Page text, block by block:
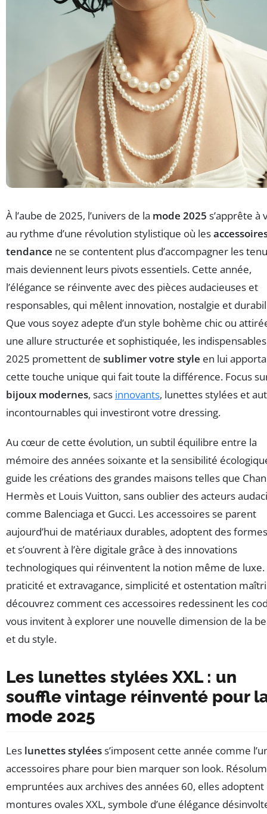
À l’aube de 2025, l’univers de la mode 2025 s’apprête à
au rythme d’une révolution stylistique où les
tendance ne se contentent plus d’accompagner les
mais deviennent leurs pivots essentiels. Cette année,
l’élégance se réinvente avec des pièces audacieuses et
responsables, qui mêlent innovation, nostalgie et
Que vous soyez adepte d’un style bohème chic ou
une allure structurée et sophistiquée, les
2025 promettent de sublimer votre style en lui
cette touche unique qui fait toute la différence. Focus
bijoux modernes, sacs innovants, lunettes stylées et
incontournables qui investiront votre dressing.
Au cœur de cette évolution, un subtil équilibre entre la
mémoire des années soixante et la sensibilité
guide les créations des grandes maisons telles que
Hermès et Louis Vuitton, sans oublier des acteurs
comme Balenciaga et Gucci. Les accessoires se parent
aujourd’hui de matériaux durables, adoptent des
et s’ouvrent à l’ère digitale grâce à des innovations
technologiques qui réinventent la notion même de luxe.
praticité et extravagance, simplicité et ostentation
découvrez comment ces accessoires redessinent les
vous invitent à explorer une nouvelle dimension de la
et du style.
Les lunettes stylées XXL : un
souffle vintage réinventé pour
mode 2025
Les lunettes styléess’imposent cette année comme
accessoires phare pour bien marquer son look.
empruntées aux archives des années 60, elles adoptent
montures ovales XXL, symbole d’une élégance